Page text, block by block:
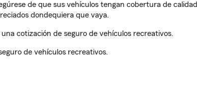
de que sus vehículos tengan cobertura de calidad
dondequiera que vaya.
cotización de seguro de vehículos recreativos.
de vehículos recreativos.